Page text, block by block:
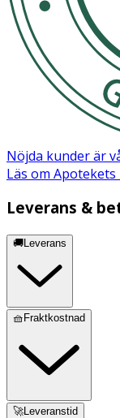
och diglycerider,
K, C, tiamin,
pantotensyra),
taurin, inositol,
5’-monofosfat,
monofosfat,
För barnets
Nöjda kunder är
Läs om
Leverans &
🚚Leverans
🧺Fraktkostnad
🚀Leveranstid